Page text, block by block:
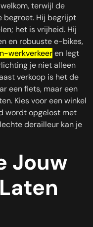
terwijl de
begroet. Hij begrijpt
het is vrijheid. Hij
en robuuste e-bikes,
werkverkeeren legt
je niet alleen
verkoop is het de
een fiets, maar een
Kies voor een winkel
wordt opgelost met
derailleur kan je
Jouw